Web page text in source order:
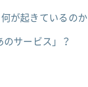
が起きているのか
サービス」？